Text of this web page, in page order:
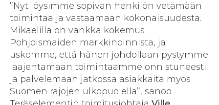
”Nyt löysimme sopivan henkilön vetämään
toimintaa ja vastaamaan kokonaisuudesta.
Mikaelilla on vankka kokemus
Pohjoismaiden markkinoinnista, ja
uskomme, että hänen johdollaan pystymme
laajentamaan toimintaamme onnistuneesti
ja palvelemaan jatkossa asiakkaita myös
Suomen rajojen ulkopuolella”, sanoo